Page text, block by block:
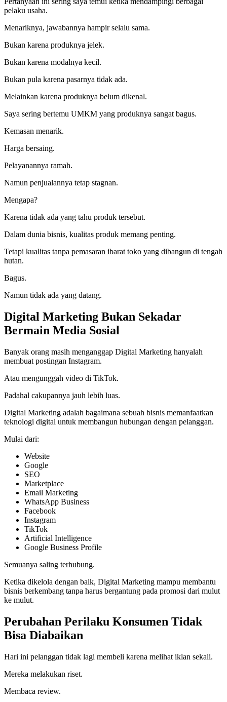
pelaku usaha.
Menariknya, jawabannya hampir selalu sama.
Bukan karena produknya jelek.
Bukan karena modalnya kecil.
Bukan pula karena pasarnya tidak ada.
Melainkan karena produknya belum dikenal.
Saya sering bertemu UMKM yang produknya sangat bagus.
Kemasan menarik.
Harga bersaing.
Pelayanannya ramah.
Namun penjualannya tetap stagnan.
Mengapa?
Karena tidak ada yang tahu produk tersebut.
Dalam dunia bisnis, kualitas produk memang penting.
Tetapi kualitas tanpa pemasaran ibarat toko yang dibangun di tengah
hutan.
Bagus.
Namun tidak ada yang datang.
Digital Marketing Bukan Sekadar
Bermain Media Sosial
Banyak orang masih menganggap Digital Marketing hanyalah
membuat postingan Instagram.
Atau mengunggah video di TikTok.
Padahal cakupannya jauh lebih luas.
Digital Marketing adalah bagaimana sebuah bisnis memanfaatkan
teknologi digital untuk membangun hubungan dengan pelanggan.
Mulai dari:
Website
Google
SEO
Marketplace
Email Marketing
WhatsApp Business
Facebook
Instagram
TikTok
Artificial Intelligence
Google Business Profile
Semuanya saling terhubung.
Ketika dikelola dengan baik, Digital Marketing mampu membantu
bisnis berkembang tanpa harus bergantung pada promosi dari mulut
ke mulut.
Perubahan Perilaku Konsumen Tidak
Bisa Diabaikan
Hari ini pelanggan tidak lagi membeli karena melihat iklan sekali.
Mereka melakukan riset.
Membaca review.